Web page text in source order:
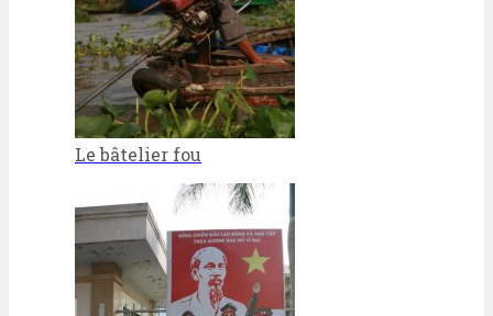
Le bâtelier fou